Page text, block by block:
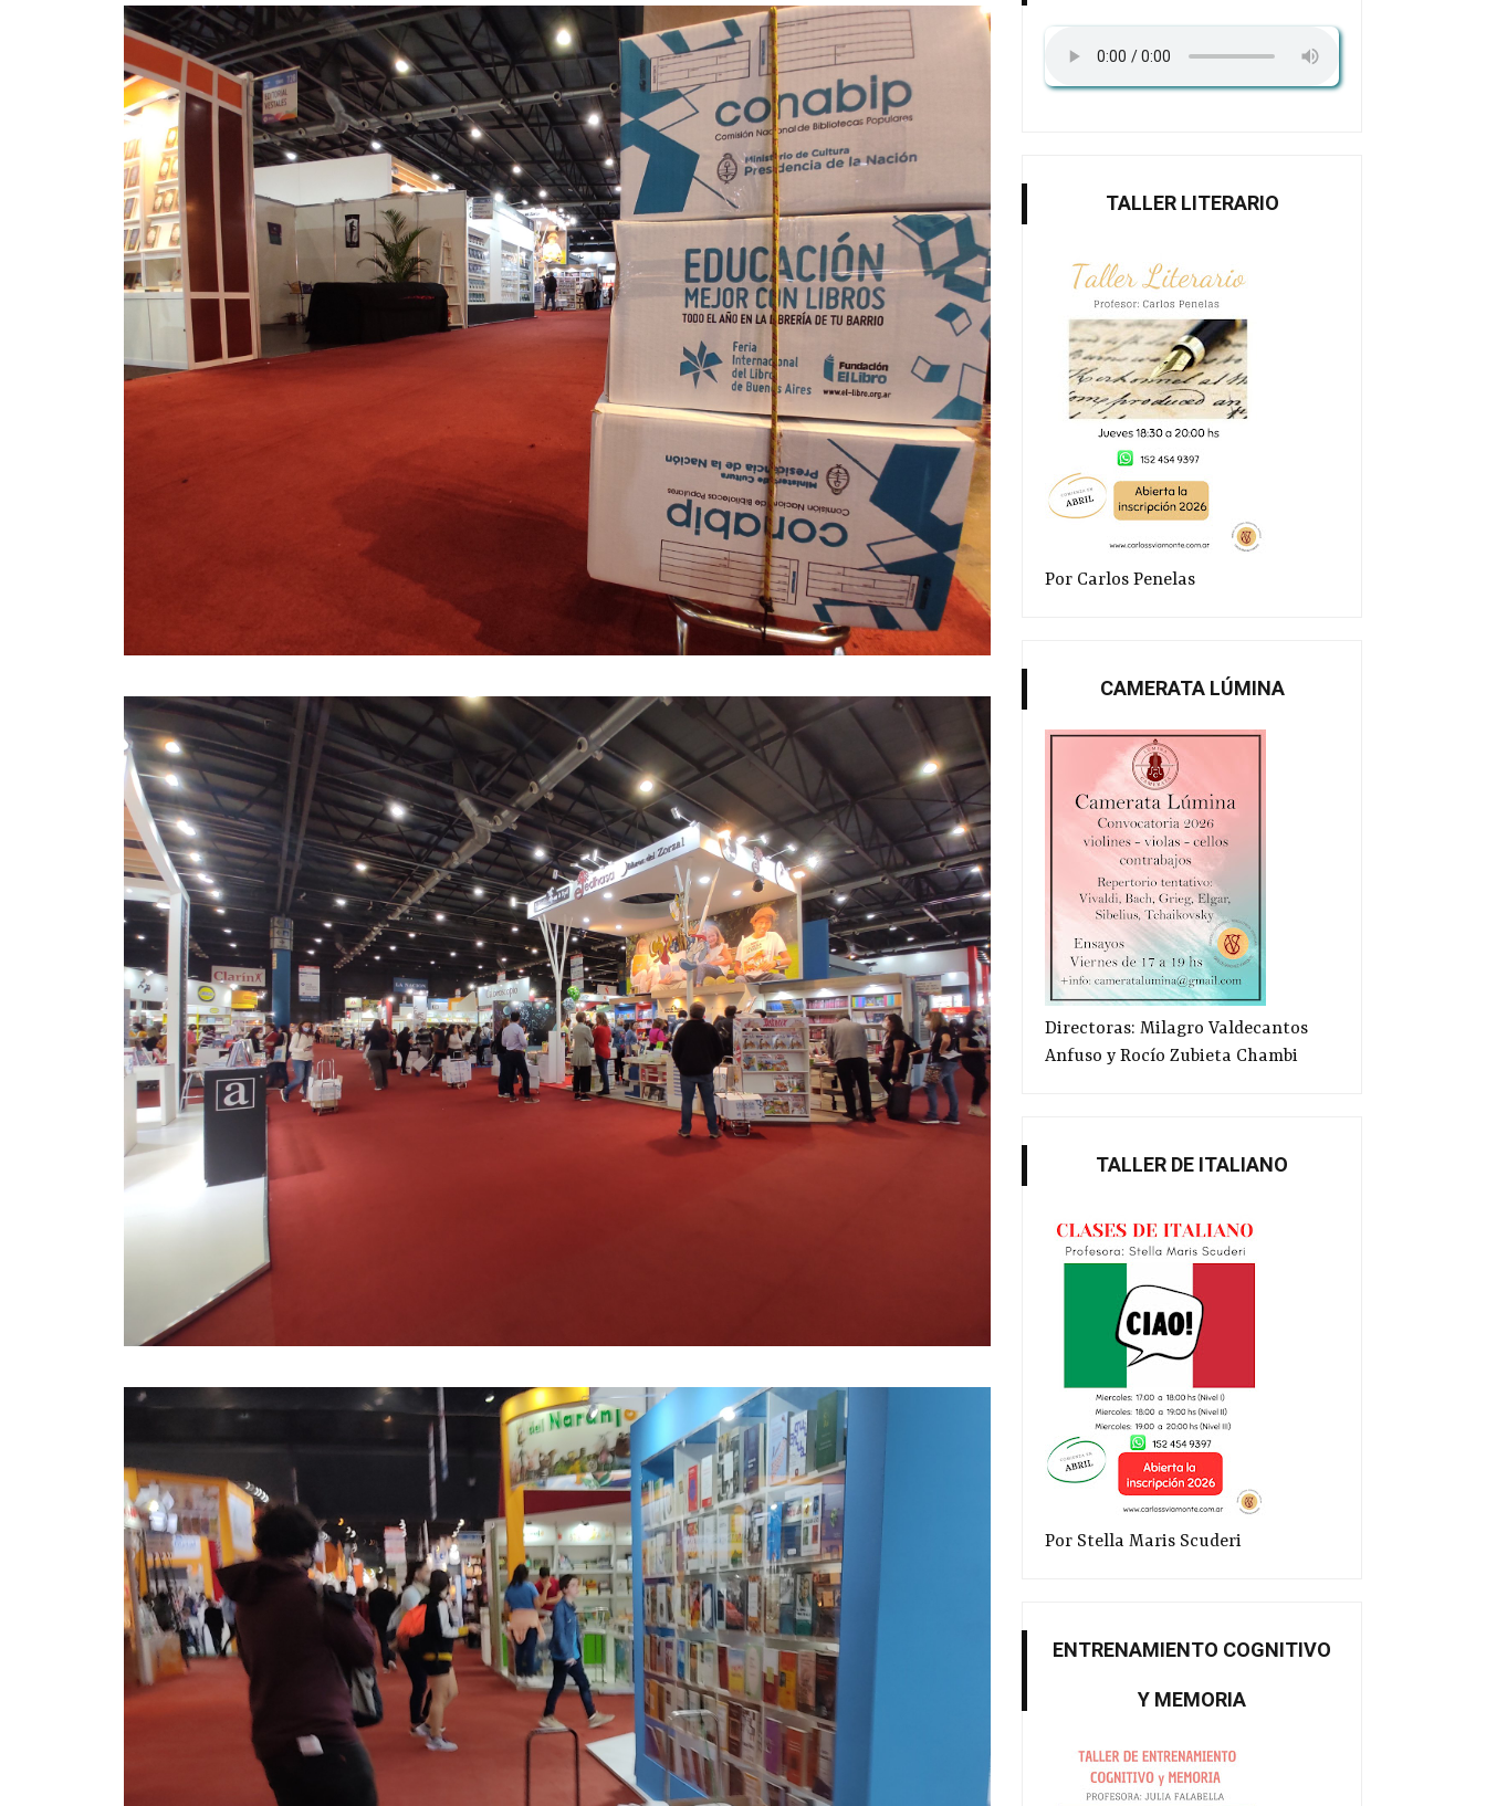
TALLER LITERARIO
Por Carlos Penelas
CAMERATA LÚMINA
Directoras: Milagro Valdecantos
Anfuso y Rocío Zubieta Chambi
TALLER DE ITALIANO
Por Stella Maris Scuderi
ENTRENAMIENTO COGNITIVO
Y MEMORIA